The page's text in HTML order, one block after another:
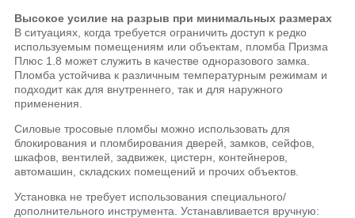
Высокое усилие на разрыв при минимальных размерах
В ситуациях, когда требуется ограничить доступ к редко
используемым помещениям или объектам, пломба Призма
Плюс 1.8 может служить в качестве одноразового замка.
Пломба устойчива к различным температурным режимам и
подходит как для внутреннего, так и для наружного
применения.
Силовые тросовые пломбы можно использовать для
блокирования и пломбирования дверей, замков, сейфов,
шкафов, вентилей, задвижек, цистерн, контейнеров,
автомашин, складских помещений и прочих объектов.
Установка не требует использования специального/
дополнительного инструмента. Устанавливается вручную: